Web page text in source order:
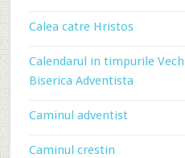
Calea catre Hristos
Calendarul in timpurile
Biserica Adventista
Caminul adventist
Caminul crestin